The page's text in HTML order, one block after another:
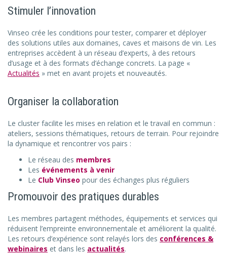
Stimuler l’innovation
Vinseo crée les conditions pour tester, comparer et déployer
des solutions utiles aux domaines, caves et maisons de vin. Les
entreprises accèdent à un réseau d’experts, à des retours
d’usage et à des formats d’échange concrets. La page «
Actualités » met en avant projets et nouveautés.
Organiser la collaboration
Le cluster facilite les mises en relation et le travail en commun :
ateliers, sessions thématiques, retours de terrain. Pour rejoindre
la dynamique et rencontrer vos pairs :
Le réseau des membres
Les événements à venir
Le Club Vinseo pour des échanges plus réguliers
Promouvoir des pratiques durables
Les membres partagent méthodes, équipements et services qui
réduisent l’empreinte environnementale et améliorent la qualité.
Les retours d’expérience sont relayés lors des conférences &
webinaires et dans les actualités.